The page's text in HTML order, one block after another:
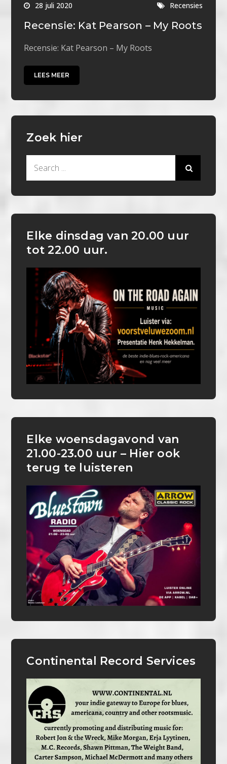
28 juli 2020 Recensies
Recensie: Kat Pearson – My Roots
Recensie: Kat Pearson – My Roots
LEES MEER
Zoek hier
Elke dinsdag van 20.00 uur
tot 22.00 uur.
Elke woensdagavond van
21.00-23.00 uur – Hier ook
terug te luisteren
Continental Record Services